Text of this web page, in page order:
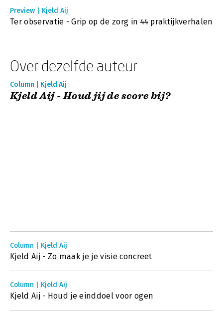
Preview | Kjeld Aij
Ter observatie - Grip op de zorg in 44 praktijkverhalen
Over dezelfde auteur
Column | Kjeld Aij
Kjeld Aij - Houd jij de score bij?
Column | Kjeld Aij
Kjeld Aij - Zo maak je je visie concreet
Column | Kjeld Aij
Kjeld Aij - Houd je einddoel voor ogen